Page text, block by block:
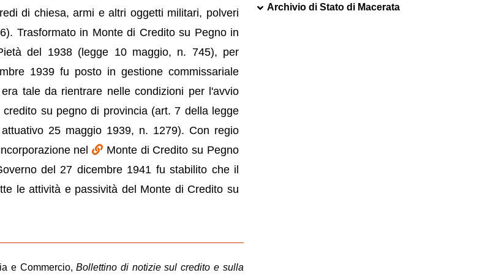
di chiesa, armi e altri oggetti militari, polveri
Trasformato in Monte di Credito su Pegno in
del 1938 (legge 10 maggio, n. 745), per
1939 fu posto in gestione commissariale
tale da rientrare nelle condizioni per l'avvio
su pegno di provincia (art. 7 della legge
25 maggio 1939, n. 1279). Con regio
nel
Monte di Credito su Pegno
del 27 dicembre 1941 fu stabilito che il
le attività e passività del Monte di Credito su
Archivio di Stato di Macerata
e Commercio,Bollettino di notizie sul credito e sulla